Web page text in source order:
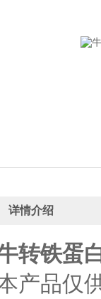
详情介绍
转铁蛋
产品仅